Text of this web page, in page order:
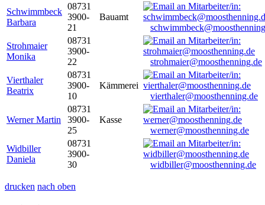
Schwimmbeck
Barbara
08731
3900-
21
Bauamt
Strohmaier
Monika
08731
3900-
22
strohmaier@moosthenning.de
Vierthaler
Beatrix
08731
3900-
10
Kämmerei
vierthaler@moosthenning.de
Werner Martin
08731
3900-
25
Kasse
werner@moosthenning.de
Widbiller
Daniela
08731
3900-
30
widbiller@moosthenning.de
drucken nach oben